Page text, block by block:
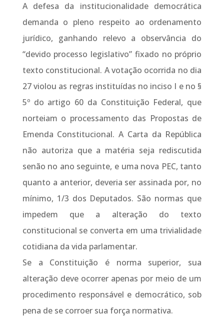
A defesa da institucionalidade democrática
demanda o pleno respeito ao ordenamento
jurídico, ganhando relevo a observância do
“devido processo legislativo” fixado no próprio
texto constitucional. A votação ocorrida no dia
27 violou as regras instituídas no inciso I e no §
5º do artigo 60 da Constituição Federal, que
norteiam o processamento das Propostas de
Emenda Constitucional. A Carta da República
não autoriza que a matéria seja rediscutida
senão no ano seguinte, e uma nova PEC, tanto
quanto a anterior, deveria ser assinada por, no
mínimo, 1/3 dos Deputados. São normas que
impedem que a alteração do texto
constitucional se converta em uma trivialidade
cotidiana da vida parlamentar.
Se a Constituição é norma superior, sua
alteração deve ocorrer apenas por meio de um
procedimento responsável e democrático, sob
pena de se corroer sua força normativa.